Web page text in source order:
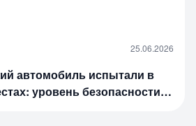
25.06.2026
автомобиль испытали в
уровень безопасности и